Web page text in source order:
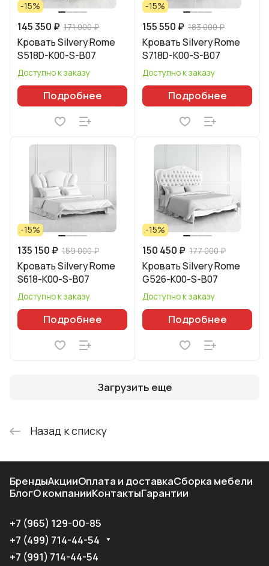
-15%
145 350 ₽ 171 000 ₽
Кровать Silvery Rome
S518D-K00-S-B07
Доступно к заказу
Подробнее
-15%
155 550 ₽ 183 000 ₽
Кровать Silvery Rome
S718D-K00-S-B07
Доступно к заказу
Подробнее
-15%
135 150 ₽ 159 000 ₽
Кровать Silvery Rome
S618-K00-S-B07
Доступно к заказу
Подробнее
-15%
150 450 ₽ 177 000 ₽
Кровать Silvery Rome
G526-K00-S-B07
Доступно к заказу
Подробнее
Загрузить еще
Назад к списку
БрендыАкцииОплата и доставкаСборка мебели
БлогО компанииКонтактыГарантии
+7 (965) 129-00-85
+7 (499) 714-44-54
+7 (991) 714-44-54